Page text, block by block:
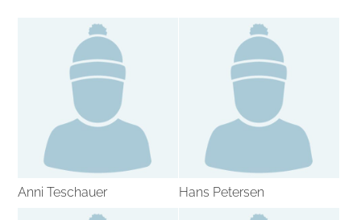
Anni Teschauer Hans Petersen